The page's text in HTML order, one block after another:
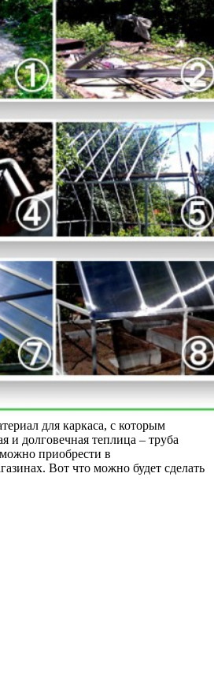
для каркаса, с которым
и долговечная теплица – труба
приобрести в
Вот что можно будет сделать